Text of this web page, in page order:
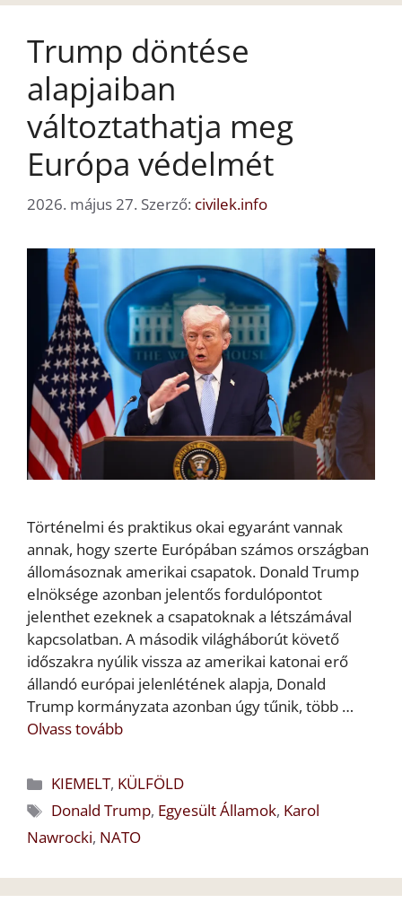
Trump döntése
alapjaiban
változtathatja meg
Európa védelmét
2026. május 27. Szerző: civilek.info
Történelmi és praktikus okai egyaránt vannak
annak, hogy szerte Európában számos országban
állomásoznak amerikai csapatok. Donald Trump
elnöksége azonban jelentős fordulópontot
jelenthet ezeknek a csapatoknak a létszámával
kapcsolatban. A második világháborút követő
időszakra nyúlik vissza az amerikai katonai erő
állandó európai jelenlétének alapja, Donald
Trump kormányzata azonban úgy tűnik, több …
Olvass tovább
Kategória
KIEMELT, KÜLFÖLD
Címkék
Donald Trump, Egyesült Államok, Karol
Nawrocki, NATO